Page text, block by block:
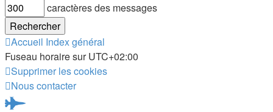
caractères des messages
Accueil Index général
Fuseau horaire surUTC+02:00
Supprimer les cookies
Nous contacter
Pardus.at